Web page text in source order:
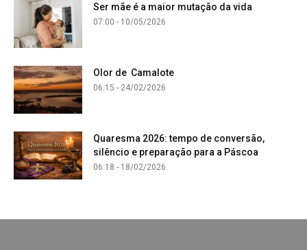
Ser mãe é a maior mutação da vida
07:00 - 10/05/2026
Olor de Camalote
06:15 - 24/02/2026
Quaresma 2026: tempo de conversão,
silêncio e preparação para a Páscoa
06:18 - 18/02/2026